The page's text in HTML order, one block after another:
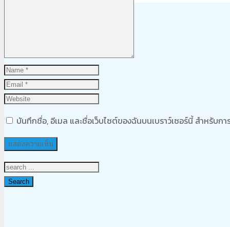
บันทึกชื่อ, อีเมล และชื่อเว็บไซต์ของฉันบนเบราว์เซอร์นี้ สำหรับก
Search